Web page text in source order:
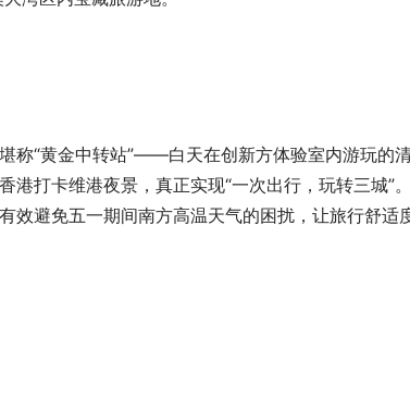
称“黄金中转站”——白天在创新方体验室内游玩的
打卡维港夜景，真正实现“一次出行，玩转三城”
效避免五一期间南方高温天气的困扰，让旅行舒适